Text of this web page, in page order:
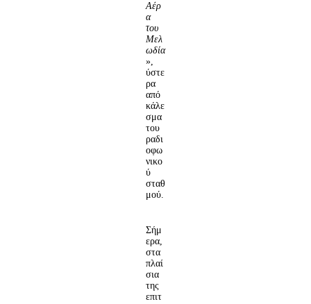
Αέρ
α
του
Μελ
ωδία
»,
ύστε
ρα
από
κάλε
σμα
του
ραδι
οφω
νικο
ύ
σταθ
μού.
Σήμ
ερα,
στα
πλαί
σια
της
επιτ